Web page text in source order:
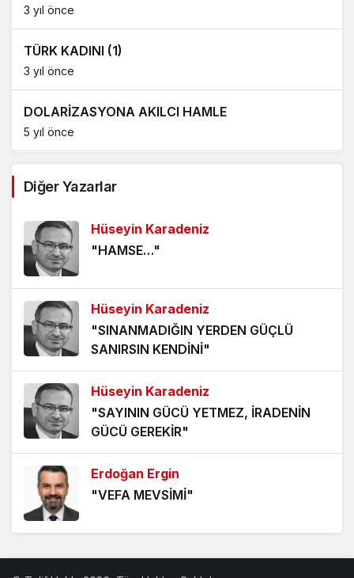
3 yıl önce
TÜRK KADINI (1)
3 yıl önce
DOLARİZASYONA AKILCI HAMLE
5 yıl önce
5 yıl önce
ÖLÜMÜ BEKLEMEK
5 yıl önce
5 yıl önce
VİZYONER KASTAMONULULAR NEREDESİNİZ?
5 yıl önce
KHK MAĞDURLARI İÇİN IŞIK GÖRÜNDÜ!
5 yıl önce
Diğer Yazarlar
Hüseyin Karadeniz
"HAMSE…"
Hüseyin Karadeniz
"SINANMADIĞIN YERDEN GÜÇLÜ
SANIRSIN KENDİNİ"
Hüseyin Karadeniz
"SAYININ GÜCÜ YETMEZ, İRADENİN
GÜCÜ GEREKİR"
Erdoğan Ergin
"VEFA MEVSİMİ"